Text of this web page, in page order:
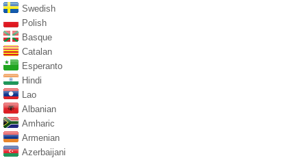
Swedish
Polish
Basque
Catalan
Esperanto
Hindi
Lao
Albanian
Amharic
Armenian
Azerbaijani